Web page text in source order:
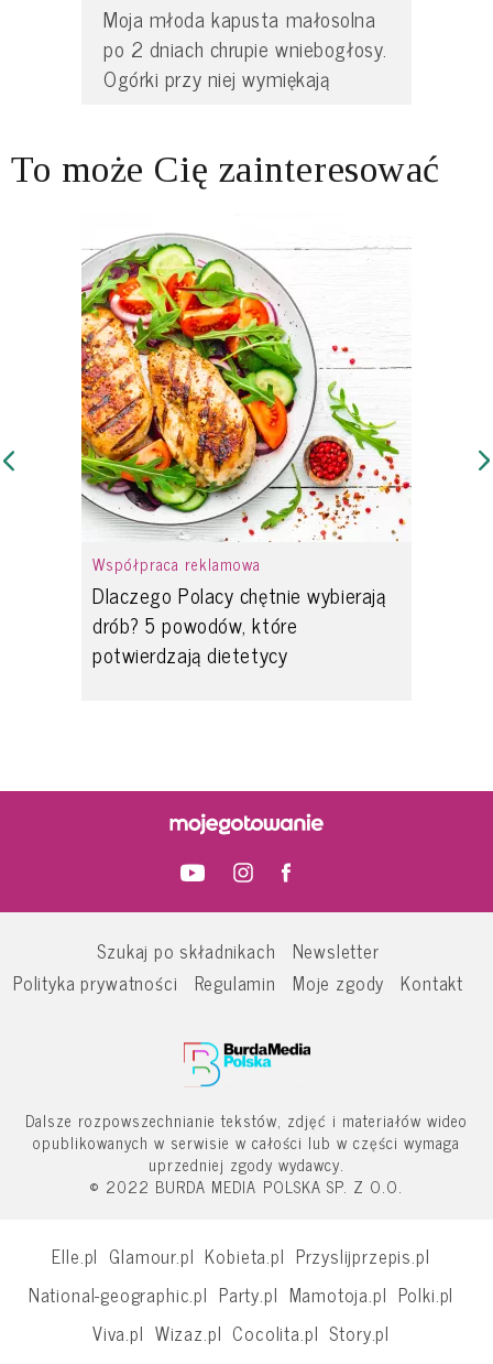
Moja młoda kapusta małosolna
po 2 dniach chrupie wniebogłosy.
Ogórki przy niej wymiękają
To może Cię zainteresować
Współpraca reklamowa
Dlaczego Polacy chętnie wybierają
drób? 5 powodów, które
potwierdzają dietetycy
Szukaj po składnikach
Newsletter
Polityka prywatności
Regulamin Moje zgody Kontakt
Dalsze rozpowszechnianie tekstów, zdjęć i materiałów wideo
opublikowanych w serwisie w całości lub w części wymaga
uprzedniej zgody wydawcy.
© 2022 BURDA MEDIA POLSKA SP. Z O.O.
Elle.pl Glamour.pl Kobieta.pl Przyslijprzepis.pl
National-geographic.pl Party.pl Mamotoja.pl Polki.pl
Viva.pl Wizaz.pl Cocolita.pl Story.pl